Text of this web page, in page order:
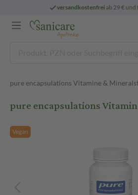
versandkostenfreiab 29 € und
pure encapsulations Vitamine &
pure encapsulations
Vegan